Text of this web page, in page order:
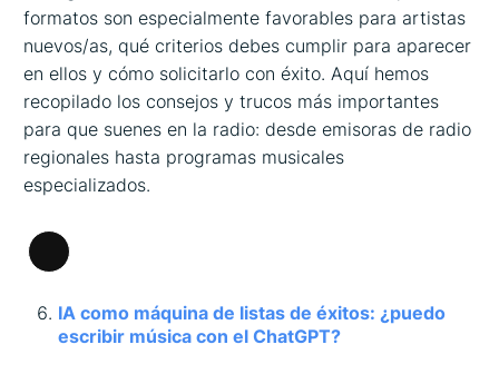
formatos son especialmente favorables para artistas
nuevos/as, qué criterios debes cumplir para aparecer
en ellos y cómo solicitarlo con éxito. Aquí hemos
recopilado los consejos y trucos más importantes
para que suenes en la radio: desde emisoras de radio
regionales hasta programas musicales
especializados.
Larga
IA como máquina de listas de éxitos: ¿puedo
escribir música con el ChatGPT?